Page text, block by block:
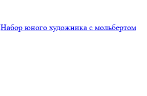
Набор юного художника с мольбертом